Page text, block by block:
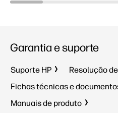
1100 x 690 x 935 mm
Garantia e suporte
Suporte HP
Resolução
Fichas técnicas e
Manuais de produto